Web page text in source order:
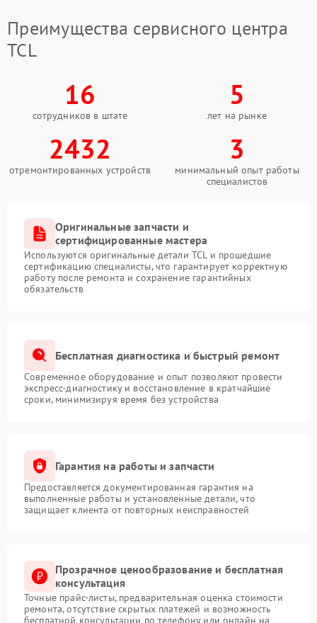
Преимущества сервисного центра
TCL
16
сотрудников в штате
5
лет на рынке
2432
отремонтированных устройств
3
минимальный опыт работы
специалистов
Оригинальные запчасти и
сертифицированные мастера
Используются оригинальные детали TCL и прошедшие
сертификацию специалисты, что гарантирует корректную
работу после ремонта и сохранение гарантийных
обязательств
Бесплатная диагностика и быстрый ремонт
Современное оборудование и опыт позволяют провести
экспресс-диагностику и восстановление в кратчайшие
сроки, минимизируя время без устройства
Гарантия на работы и запчасти
Предоставляется документированная гарантия на
выполненные работы и установленные детали, что
защищает клиента от повторных неисправностей
Прозрачное ценообразование и бесплатная
консультация
Точные прайс-листы, предварительная оценка стоимости
ремонта, отсутствие скрытых платежей и возможность
бесплатной консультации по телефону или онлайн на